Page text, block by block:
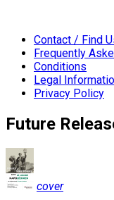
Contact / Find
Frequently
Conditions
Legal
Privacy Policy
Future
cover